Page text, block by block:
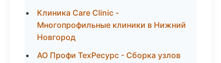
Клиника Care Clinic -
Многопрофильные клиники в Нижний
Новгород
АО Профи ТехРесурс - Сборка узлов